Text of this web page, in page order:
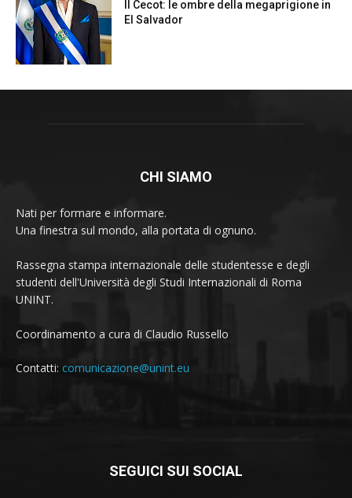
CHI SIAMO
Nati per formare e informare.
Una finestra sul mondo, alla portata di ognuno.
Rassegna stampa internazionale delle studentesse e degli
studenti dell'Università degli Studi Internazionali di Roma
UNINT.
Coordinamento a cura di Claudio Russello
Contatti: comunicazione@unint.eu
SEGUICI SUI SOCIAL